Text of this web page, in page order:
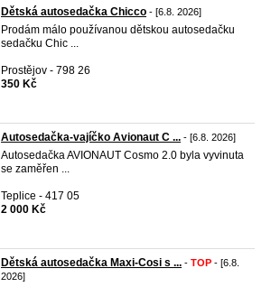
Dětská autosedačka Chicco - [6.8. 2026]
Prodám málo používanou dětskou autosedačku
sedačku Chic ...
Prostějov - 798 26
350 Kč
Autosedačka-vajíčko Avionaut C ... - [6.8. 2026]
Autosedačka AVIONAUT Cosmo 2.0 byla vyvinuta
se zaměřen ...
Teplice - 417 05
2 000 Kč
Dětská autosedačka Maxi-Cosi s ... - TOP - [6.8.
2026]